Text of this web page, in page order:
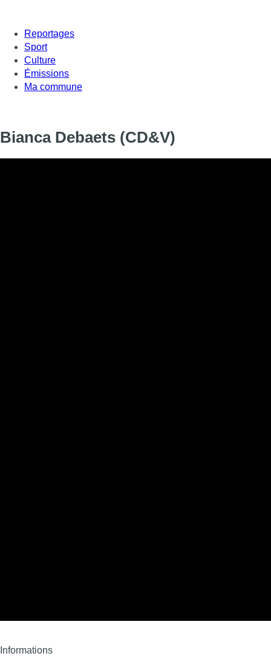
Reportages
Sport
Culture
Émissions
Ma commune
Bianca Debaets (CD&V)
Informations